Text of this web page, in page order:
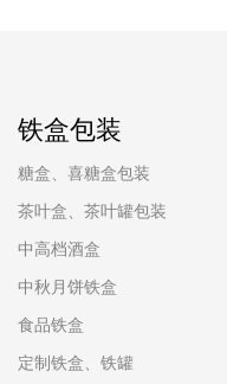
铁盒包装
糖盒、喜糖盒包装
茶叶盒、茶叶罐包装
中高档酒盒
中秋月饼铁盒
食品铁盒
定制铁盒、铁罐